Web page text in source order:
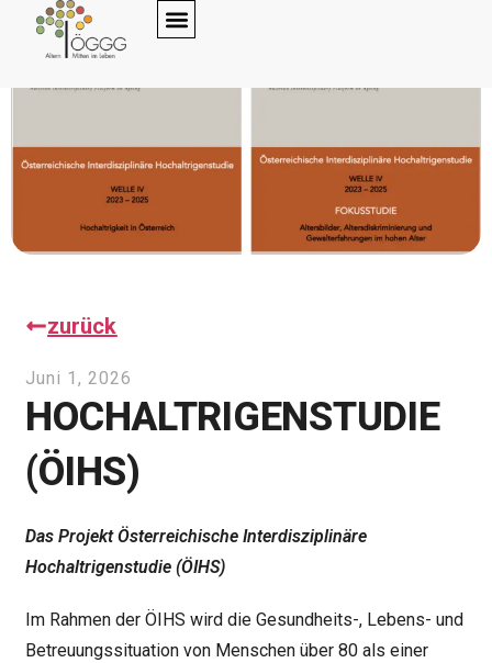
zurück
Juni 1, 2026
HOCHALTRIGENSTUDIE
(ÖIHS)
Das Projekt Österreichische Interdisziplinäre
Hochaltrigenstudie (ÖIHS)
Im Rahmen der ÖIHS wird die Gesundheits-, Lebens- und
Betreuungssituation von Menschen über 80 als einer